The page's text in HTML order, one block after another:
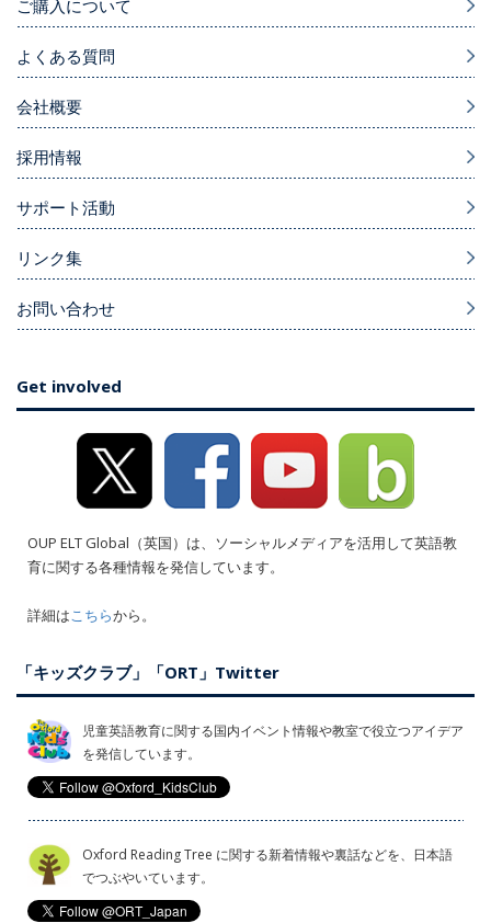
ご購入について
よくある質問
会社概要
採用情報
サポート活動
リンク集
お問い合わせ
Get involved
OUP ELT Global（英国）は、ソーシャルメディアを活用して英語教
育に関する各種情報を発信しています。
詳細はこちらから。
「キッズクラブ」「ORT」Twitter
児童英語教育に関する国内イベント情報や教室で役立つアイデア
を発信しています。
Oxford Reading Tree に関する新着情報や裏話などを、日本語
でつぶやいています。